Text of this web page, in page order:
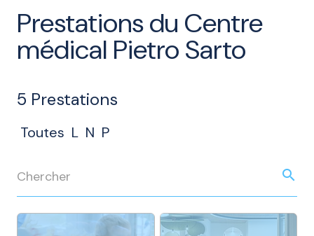
Prestations du Centre
médical Pietro Sarto
5 Prestations
Toutes L N P
search